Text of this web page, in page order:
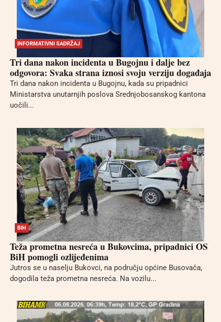
INFORMATIVNI SADRŽAJ
Tri dana nakon incidenta u Bugojnu i dalje bez
odgovora: Svaka strana iznosi svoju verziju događaja
Tri dana nakon incidenta u Bugojnu, kada su pripadnici
Ministarstva unutarnjih poslova Srednjobosanskog kantona
uočili...
BIH
Teža prometna nesreća u Bukovcima, pripadnici OS
BiH pomogli ozlijeđenima
Jutros se u naselju Bukovci, na području općine Busovača,
dogodila teža prometna nesreća. Na vozilu...